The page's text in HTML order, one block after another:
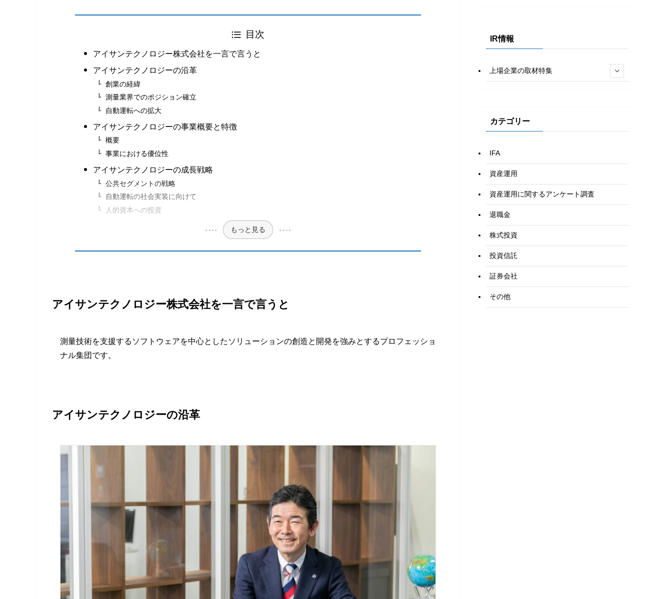
目次
アイサンテクノロジー株式会社を一言で言うと
アイサンテクノロジーの沿革
創業の経緯
測量業界でのポジション確立
自動運転への拡大
アイサンテクノロジーの事業概要と特徴
概要
事業における優位性
アイサンテクノロジーの成長戦略
公共セグメントの戦略
自動運転の社会実装に向けて
人的資本への投資
もっと見る
アイサンテクノロジー株式会社を一言で言うと
測量技術を支援するソフトウェアを中心としたソリューションの創造と開発を強みとするプロフェッショ
ナル集団です。
アイサンテクノロジーの沿革
IR情報
上場企業の取材特集
カテゴリー
IFA
資産運用
資産運用に関するアンケート調査
退職金
株式投資
投資信託
証券会社
その他